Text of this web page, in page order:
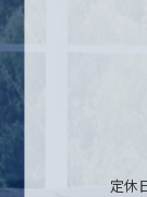
定休